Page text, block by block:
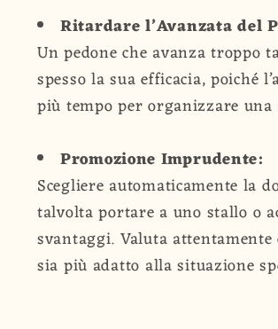
Ritardare l’Avanzata del
Un pedone che avanza troppo
spesso la sua efficacia, poiché
più tempo per organizzare una
Promozione Imprudente:
Scegliere automaticamente la
talvolta portare a uno stallo o
svantaggi. Valuta attentamente
sia più adatto alla situazione